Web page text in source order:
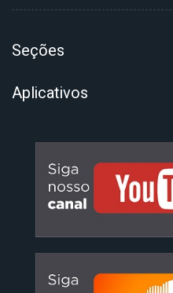
Seções
Aplicativos